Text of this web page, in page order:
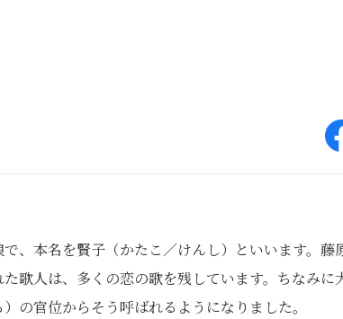
、本名を賢子（かたこ／けんし）といいます。藤
歌人は、多くの恋の歌を残しています。ちなみに
の官位からそう呼ばれるようになりました。